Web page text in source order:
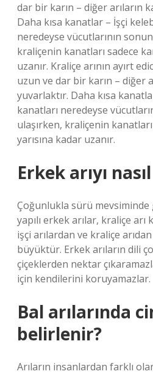
dar bir karın – diğer arıların
Daha kısa kanatlar – İşçi
neredeyse vücutlarının
kraliçenin kanatları sadece
uzanır. Kraliçe arının ayırt
uzun ve dar bir karın – diğer
yuvarlaktır. Daha kısa
kanatları neredeyse
ulaşırken, kraliçenin kanatları
yarısına kadar uzanır.
Erkek arıyı
Çoğunlukla sürü
yapılı erkek arılar, kraliçe
işçi arılardan ve kraliçe
büyüktür. Erkek arıların dili
çiçeklerden nektar
için kendilerini koruyamazlar.
Bal arılarında
belirlenir?
Arıların insanlardan farklı